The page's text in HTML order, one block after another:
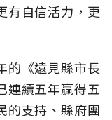
有自信活力，更
的《遠見縣市長
連續五年贏得五
的支持、縣府團